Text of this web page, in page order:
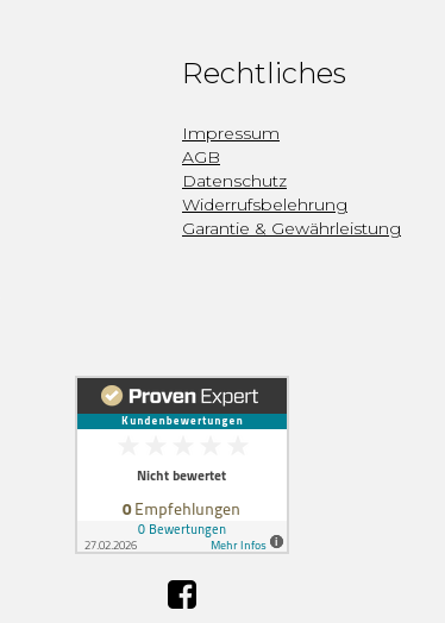
Rechtliches
Impressum
AGB
Datenschutz
Widerrufsbelehrung
Garantie & Gewährleistung